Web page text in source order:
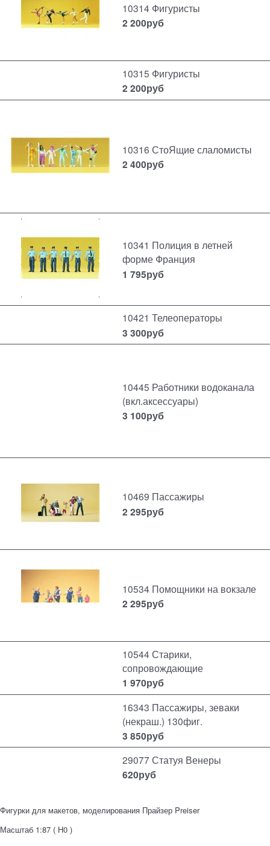
10314 Фигуристы
2 200руб
10315 Фигуристы
2 200руб
10316 СтоЯщие слаломисты
2 400руб
10341 Полиция в летней
форме Франция
1 795руб
10421 Телеоператоры
3 300руб
10445 Работники водоканала
(вкл.аксессуары)
3 100руб
10469 Пассажиры
2 295руб
10534 Помощники на вокзале
2 295руб
10544 Старики,
сопровождающие
1 970руб
16343 Пассажиры, зеваки
(некраш.) 130фиг.
3 850руб
29077 Статуя Венеры
620руб
Фигурки для макетов, моделирования Прайзер Preiser
Масштаб 1:87 ( H0 )